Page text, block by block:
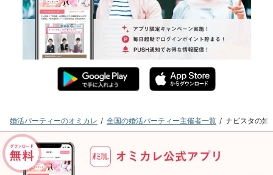
婚活パーティーのオミカレ 全国の婚活パーティー主催者一覧 ナビスタの婚